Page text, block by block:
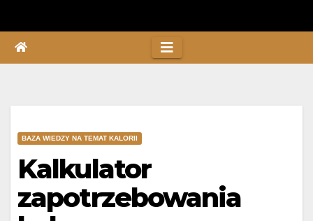
BAZA WIEDZY NA TEMAT KALORII
Kalkulator
zapotrzebowania